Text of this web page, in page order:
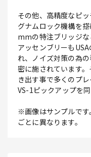
その他、高精度なピ
グナムロック機構を
mmの特注ブリッジな
アッセンブリーも
れ、ノイズ対策の為
密に施されています
き出す事で多くのプ
VS-1ピックアップを
※画像はサンプルで
ごとに異なります。